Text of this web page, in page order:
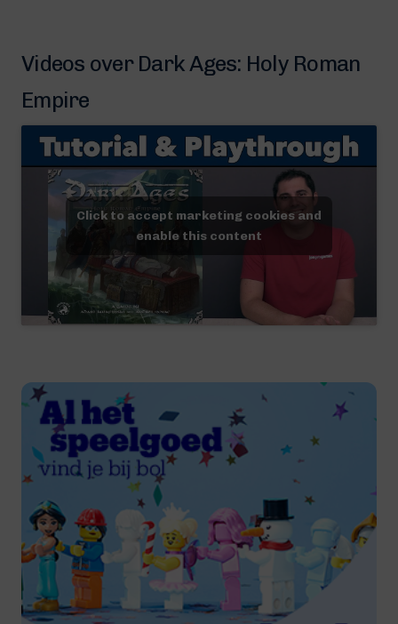
Videos over Dark Ages: Holy Roman
Empire
Click to accept marketing cookies and
enable this content